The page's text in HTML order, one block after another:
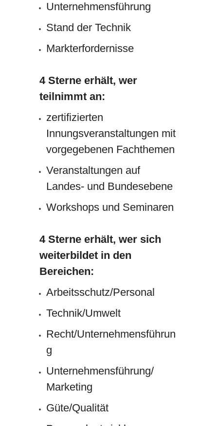
Unternehmensführung
Stand der Technik
Markterfordernisse
4 Sterne erhält, wer
teilnimmt an:
zertifizierten
Innungsveranstaltungen mit
vorgegebenen Fachthemen
Veranstaltungen auf
Landes- und Bundesebene
Workshops und Seminaren
4 Sterne erhält, wer sich
weiterbildet in den
Bereichen:
Arbeitsschutz/Personal
Technik/Umwelt
Recht/Unternehmensführun
g
Unternehmensführung/
Marketing
Güte/Qualität